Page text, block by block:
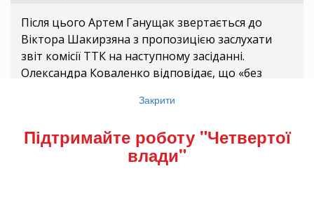
Після цього Артем Ганущак звертається до
Віктора Шакирзяна з пропозицією заслухати
звіт комісії ТТК на наступному засіданні.
Олександра Коваленко відповідає, що «без
пропонувала прозвітувати» і розповісти про
За проміжний звіт тимчасової контрольної
комісії Рівнеради з матеріально-технічного
Закрити
Підтримайте роботу "Четвертої
влади"